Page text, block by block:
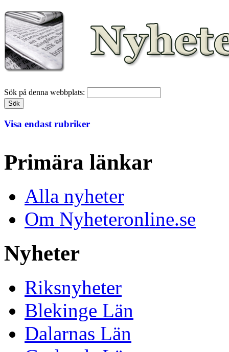
Sök på denna webbplats:
Visa endast rubriker
Primära länkar
Alla nyheter
Om Nyheteronline.se
Nyheter
Riksnyheter
Blekinge Län
Dalarnas Län